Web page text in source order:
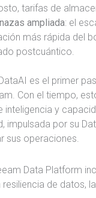
tarifas de
ampliada: el
más rápida del
postcuántico.
es el primer
Con el tiempo,
inteligencia y
impulsada por su
sus operaciones.